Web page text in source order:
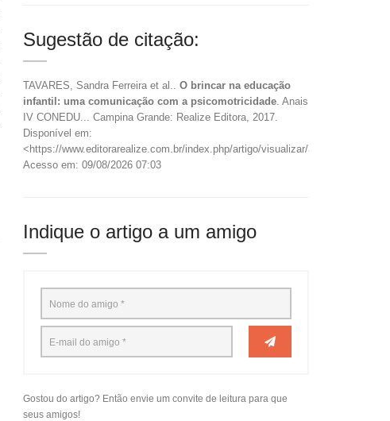
Sugestão de citação:
TAVARES, Sandra Ferreira et al.. O brincar na educação
infantil: uma comunicação com a psicomotricidade. Anais
IV CONEDU... Campina Grande: Realize Editora, 2017.
Disponível em:
<https://www.editorarealize.com.br/index.php/artigo/visualizar/37570>.
Acesso em: 09/08/2026 07:03
Indique o artigo a um amigo
Gostou do artigo? Então envie um convite de leitura para que
seus amigos!